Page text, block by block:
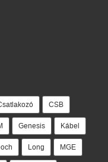
CSB
Genesis Kábel
Long MGE